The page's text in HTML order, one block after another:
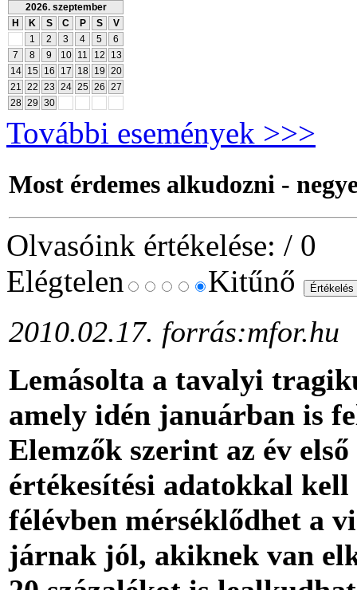
2026. szeptember
H
K S C P S
V
1
2 3 4 5
6
7
8 9 10 11 12
13
14
15 16 17 18 19 20
21 22 23 24 25 26 27
28 29 30
További események >>>
Most érdemes alkudozni -
Olvasóink értékelése: / 0
Elégtelen
Kitűnő
2010.02.17. forrás:mfor.hu
Lemásolta a tavalyi
amely idén januárban is
Elemzők szerint az év
értékesítési adatokkal kell
félévben mérséklődhet a
járnak jól, akiknek van